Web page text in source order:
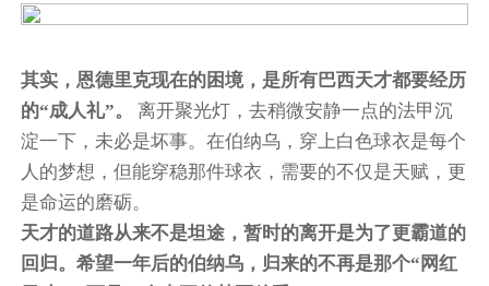
其实，恩德里克现在的困境，是所有巴西天才都要经历
的“成人礼”。
离开聚光灯，去稍微安静一点的法甲沉
淀一下，未必是坏事。在伯纳乌，穿上白色球衣是每个
人的梦想，但能穿稳那件球衣，需要的不仅是天赋，更
是命运的磨砺。
天才的道路从来不是坦途，暂时的离开是为了更霸道的
回归。希望一年后的伯纳乌，归来的不再是那个“网红